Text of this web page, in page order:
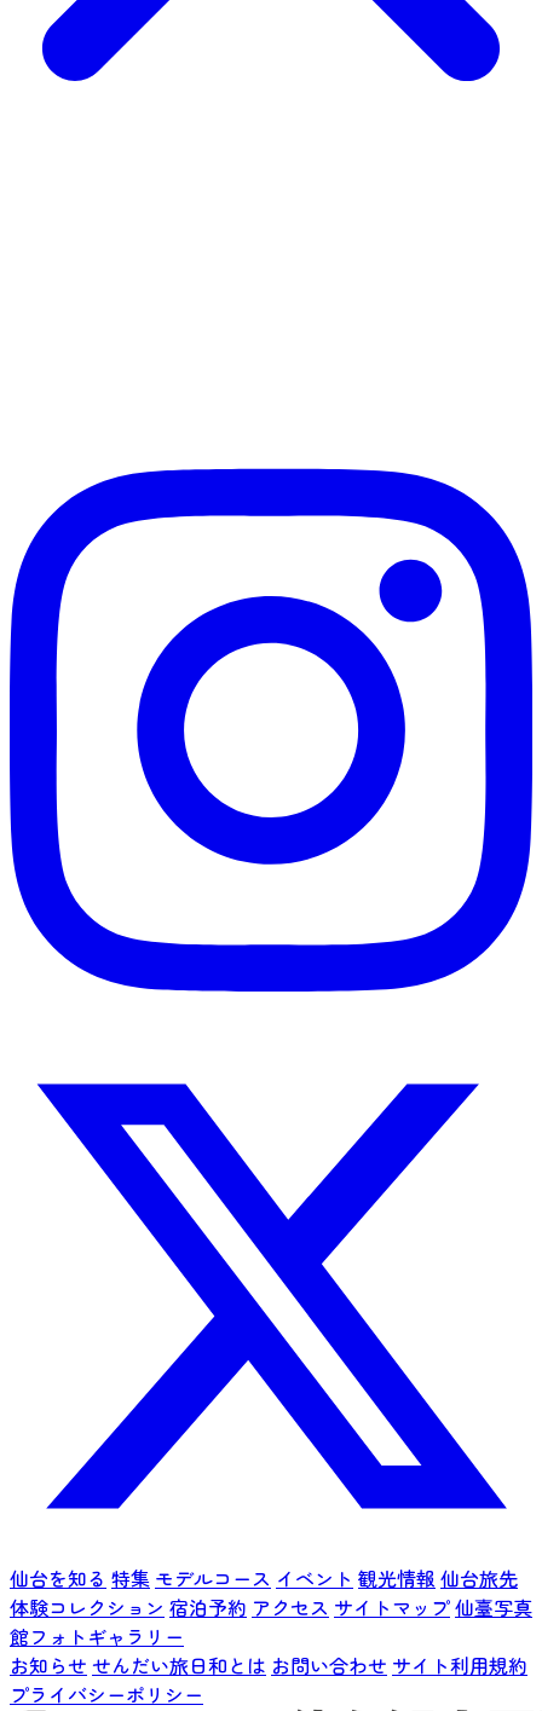
仙台を知る 特集 モデルコース イベント 観光情報 仙台旅先
体験コレクション 宿泊予約 アクセス サイトマップ仙臺写真
館フォトギャラリー
お知らせ せんだい旅日和とは お問い合わせ サイト利用規約
プライバシーポリシー